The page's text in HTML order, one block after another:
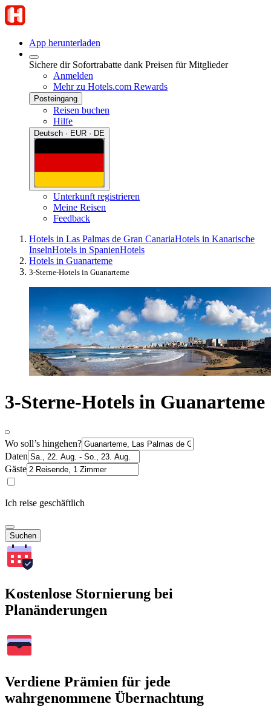
App herunterladen
Sichere dir Sofortrabatte dank Preisen für Mitglieder
Anmelden
Mehr zu Hotels.com Rewards
Posteingang
Reisen buchen
Hilfe
Deutsch · EUR · DE
Unterkunft registrieren
Meine Reisen
Feedback
Hotels in Las Palmas de Gran CanariaHotels in Kanarische
InselnHotels in SpanienHotels
Hotels in Guanarteme
3-Sterne-Hotels in Guanarteme
3-Sterne-Hotels in Guanarteme
Wo soll’s hingehen?
Daten
Gäste
Ich reise geschäftlich
Suchen
Kostenlose Stornierung bei
Planänderungen
Verdiene Prämien für jede
wahrgenommene Übernachtung